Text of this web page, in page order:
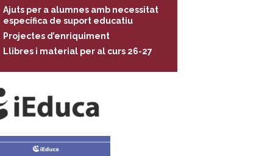
Ajuts per a alumnes amb necessitat
específica de suport educatiu
Projectes d’enriquiment
Llibres i material per al curs 26-27